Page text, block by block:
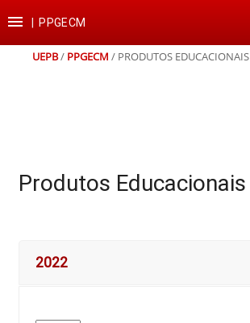
para
conteúdo
para
para
para
rodapé
 PPGECM
UEPB/ PPGECM / PRODUTOS EDUCACIONAIS
Produtos Educacionais
2022